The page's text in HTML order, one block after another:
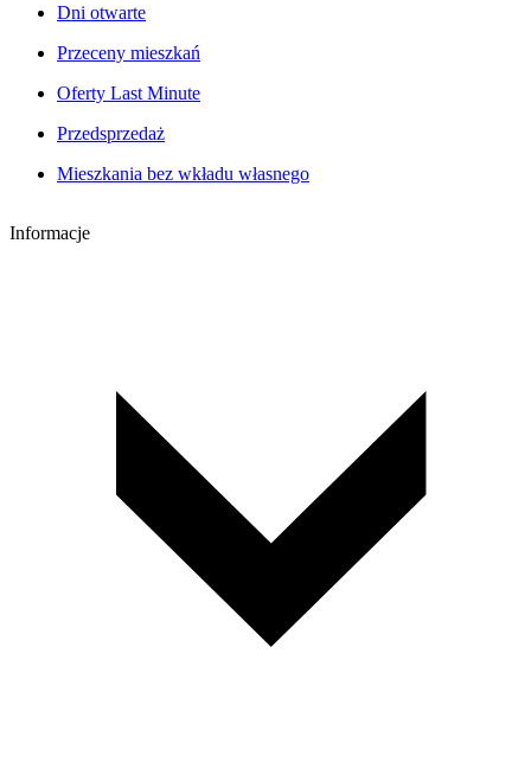
Dni otwarte
Przeceny mieszkań
Oferty Last Minute
Przedsprzedaż
Mieszkania bez wkładu własnego
Informacje